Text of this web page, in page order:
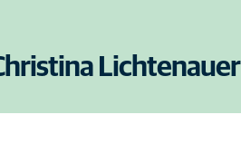
Lichtenauer